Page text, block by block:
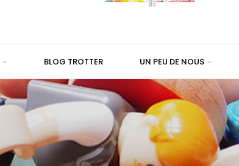
BLOG TROTTER UN PEU DE NOUS